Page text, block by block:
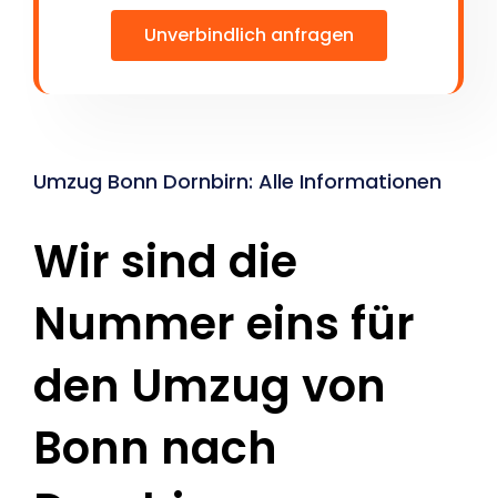
Unverbindlich anfragen
Umzug Bonn Dornbirn: Alle Informationen
Wir sind die
Nummer eins für
den Umzug von
Bonn nach